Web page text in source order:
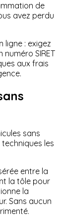
de
avez perdu
ligne : exigez
SIRET
aux frais
sans
les
entre la
la tôle pour
la
Sans aucun